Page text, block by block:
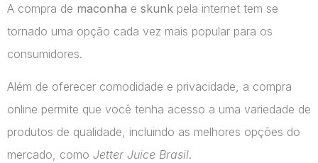
A compra de maconha e skunk pela internet tem se
tornado uma opção cada vez mais popular para os
consumidores.
Além de oferecer comodidade e privacidade, a compra
online permite que você tenha acesso a uma variedade de
produtos de qualidade, incluindo as melhores opções do
mercado, como Jetter Juice Brasil.